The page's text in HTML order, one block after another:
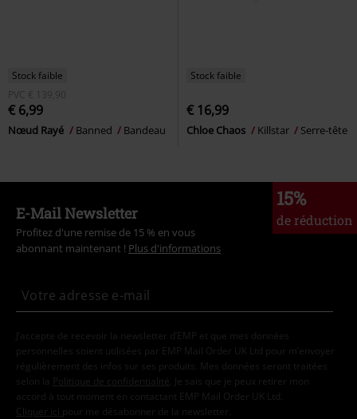
Stock faible
PVC € 139,90
€ 6,99
Nœud Rayé Banned Bandeau
Stock faible
€ 16,99
Chloe Chaos Killstar Serre-tête
15%
de réduction
E-Mail Newsletter
Profitez d'une remise de 15 % en vous
abonnant maintenant ! Plus d'informations
J’accepte de recevoir la newsletter d’EMP et que mes données
personnelles soient utilisées par EMP Mail Order UK Ltd pour m’envoyer
régulièrement des infos sur ses produits. Mes données seront traitées
selon la
Politique de confidentialité . Je sais que je peux retirer mon
accord à tout moment en contactant EMP Mail Order UK Ltd.
Cliquer ici pour me désabonner de la newsletter.